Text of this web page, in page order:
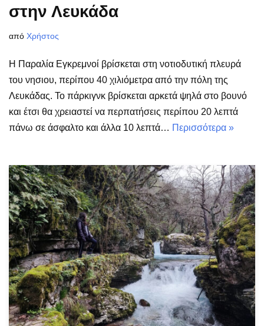
στην Λευκάδα
από Χρήστος
Η Παραλία Εγκρεμνοί βρίσκεται στη νοτιοδυτική πλευρά
του νησιου, περίπου 40 χιλιόμετρα από την πόλη της
Λευκάδας. Το πάρκιγνκ βρίσκεται αρκετά ψηλά στο βουνό
και έτσι θα χρειαστεί να περπατήσεις περίπου 20 λεπτά
πάνω σε άσφαλτο και άλλα 10 λεπτά… Περισσότερα »